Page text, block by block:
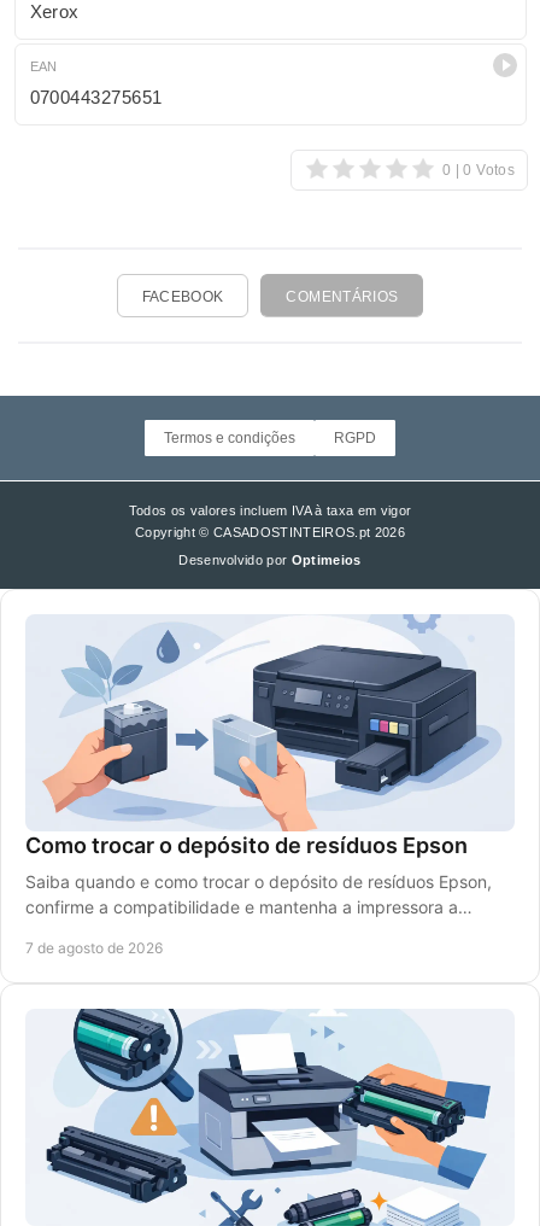
Xerox
EAN
0700443275651
FACEBOOK COMENTÁRIOS
Termos e condições RGPD
Todos os valores incluem IVA à taxa em vigor
Copyright © CASADOSTINTEIROS.pt 2026
Desenvolvido por Optimeios
Como trocar o depósito de resíduos Epson
Saiba quando e como trocar o depósito de resíduos Epson,
confirme a compatibilidade e mantenha a impressora a
7 de agosto de 2026